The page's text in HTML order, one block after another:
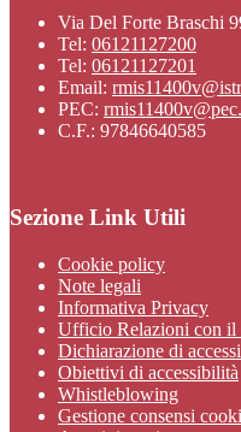
Via Del Forte Braschi
Tel: 06121127200
Tel: 06121127201
Email:
PEC:
C.F.: 97846640585
Sezione Link Utili
Cookie policy
Note legali
Informativa Privacy
Ufficio Relazioni con il
Dichiarazione di
Obiettivi di accessibilità
Whistleblowing
Gestione consensi